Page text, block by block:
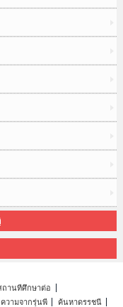
ถานที่ศึกษาต่อ
วามจากรุ่นพี่
ค้นหาดรรชนี